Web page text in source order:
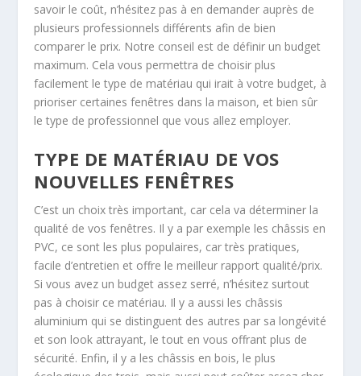
savoir le coût, n’hésitez pas à en demander auprès de
plusieurs professionnels différents afin de bien
comparer le prix. Notre conseil est de définir un budget
maximum. Cela vous permettra de choisir plus
facilement le type de matériau qui irait à votre budget, à
prioriser certaines fenêtres dans la maison, et bien sûr
le type de professionnel que vous allez employer.
TYPE DE MATÉRIAU DE VOS
NOUVELLES FENÊTRES
C’est un choix très important, car cela va déterminer la
qualité de vos fenêtres. Il y a par exemple les châssis en
PVC, ce sont les plus populaires, car très pratiques,
facile d’entretien et offre le meilleur rapport qualité/prix.
Si vous avez un budget assez serré, n’hésitez surtout
pas à choisir ce matériau. Il y a aussi les châssis
aluminium qui se distinguent des autres par sa longévité
et son look attrayant, le tout en vous offrant plus de
sécurité. Enfin, il y a les châssis en bois, le plus